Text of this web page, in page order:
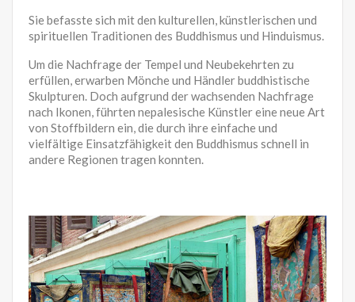
Sie befasste sich mit den kulturellen, künstlerischen und
spirituellen Traditionen des Buddhismus und Hinduismus.
Um die Nachfrage der Tempel und Neubekehrten zu
erfüllen, erwarben Mönche und Händler buddhistische
Skulpturen. Doch aufgrund der wachsenden Nachfrage
nach Ikonen, führten nepalesische Künstler eine neue Art
von Stoffbildern ein, die durch ihre einfache und
vielfältige Einsatzfähigkeit den Buddhismus schnell in
andere Regionen tragen konnten.